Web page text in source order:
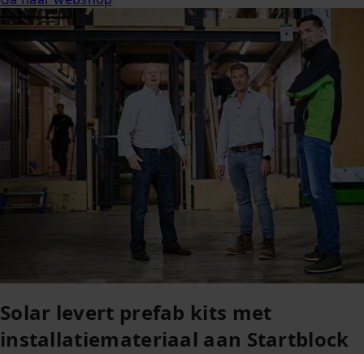
Solar levert prefab kits met
installatiemateriaal aan Startblock